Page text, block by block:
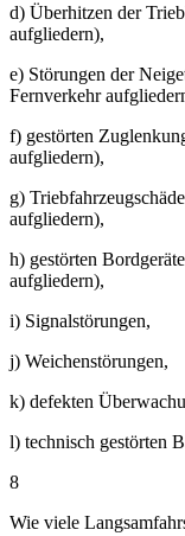
d) Überhitzen der
aufgliedern),
e) Störungen der
Fernverkehr
f) gestörten
aufgliedern),
g)
aufgliedern),
h) gestörten
aufgliedern),
i) Signalstörungen,
j) Weichenstörungen,
k) defekten
l) technisch gestörten
8
Wie viele